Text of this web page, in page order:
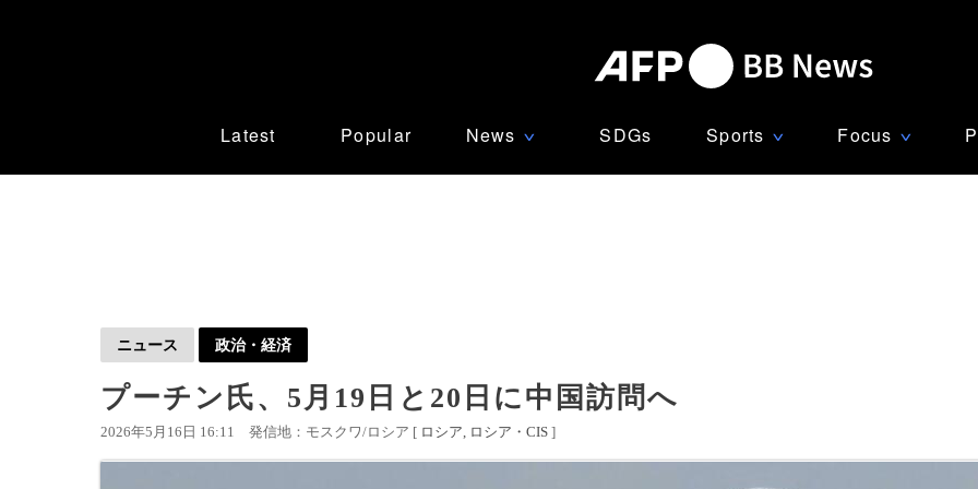
Latest Popular News ∨ SDGs Sports ∨ Focus ∨
ニュース 政治・経済
プーチン氏、5月19日と20日に中国訪問へ
2026年5月16日 16:11 発信地：モスクワ/ロシア [ ロシア ロシア・CIS ]